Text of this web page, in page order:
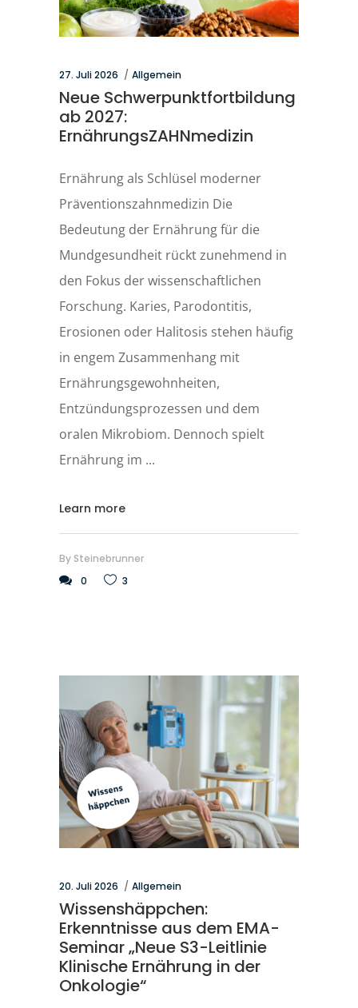
27. Juli 2026 Allgemein
Neue Schwerpunktfortbildung
ab 2027:
ErnährungsZAHNmedizin
Ernährung als Schlüsel moderner
Präventionszahnmedizin Die
Bedeutung der Ernährung für die
Mundgesundheit rückt zunehmend in
den Fokus der wissenschaftlichen
Forschung. Karies, Parodontitis,
Erosionen oder Halitosis stehen häufig
in engem Zusammenhang mit
Ernährungsgewohnheiten,
Entzündungsprozessen und dem
oralen Mikrobiom. Dennoch spielt
Ernährung im
Learn more
By Steinebrunner
0
3
20. Juli 2026 Allgemein
Wissenshäppchen:
Erkenntnisse aus dem EMA-
Seminar „Neue S3-Leitlinie
Klinische Ernährung in der
Onkologie“